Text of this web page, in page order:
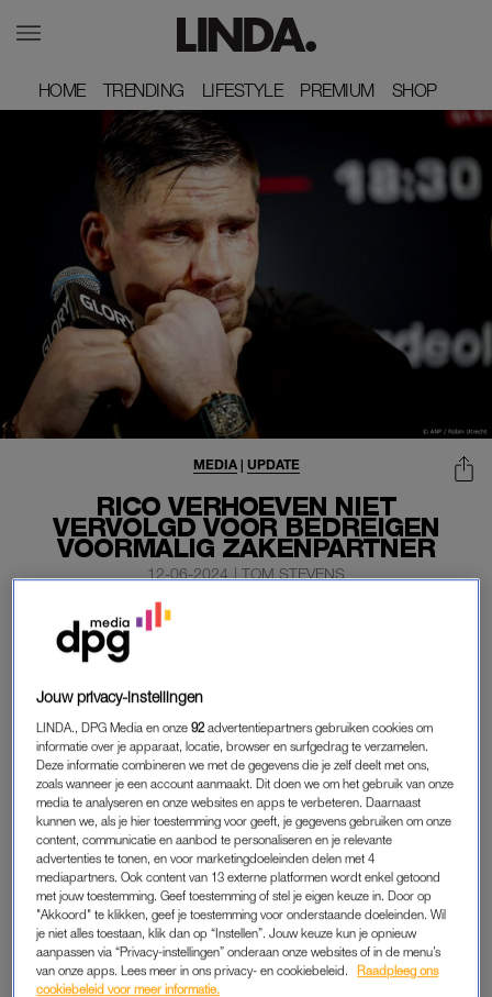
HOME
HOME TRENDING
TRENDING LIFESTYLE
LIFESTYLE PREMIUM
PREMIUM SHOP
SHOP
RICO VERHOEVEN NIET
VERVOLGD VOOR BEDREIGEN
VOORMALIG ZAKENPARTNER
MEDIA| UPDATE
12-06-2024 | TOM STEVENS
Het Openbaar Ministerie gaat Rico Verhoeven (35) en
zijn manager Karim Erja niet vervolgen voor het
zo laat de manager van de kickbokser weten.
Het OM bevestigt dit besluit te hebben genomen na grondig
onderzoek.
BEDREIGING
Koppers deed vorige week aangifte bij de politie. Hij zei in een
verklaring op ‘intimiderende wijze bedreigd te zijn’ door
Verhoeven en zijn manager op een vechtsportexpositie in
Amsterdam.
Jouw privacy-instellingen
LINDA., DPG Media en onze92 advertentiepartners gebruiken cookies om
informatie over je apparaat, locatie, browser en surfgedrag te verzamelen.
Deze informatie combineren we met de gegevens die je zelf deelt met ons,
zoals wanneer je een account aanmaakt. Dit doen we om het gebruik van onze
media te analyseren en onze websites en apps te verbeteren. Daarnaast
kunnen we, als je hier toestemming voor geeft, je gegevens gebruiken om onze
content, communicatie en aanbod te personaliseren en je relevante
advertenties te tonen, en voor marketingdoeleinden delen met 4
mediapartners. Ook content van 13 externe platformen wordt enkel getoond
met jouw toestemming. Geef toestemming of stel je eigen keuze in. Door op
"Akkoord" te klikken, geef je toestemming voor onderstaande doeleinden. Wil
je niet alles toestaan, klik dan op “Instellen”. Jouw keuze kun je opnieuw
aanpassen via “Privacy-instellingen” onderaan onze websites of in de menu’s
van onze apps. Lees meer in ons privacy- en cookiebeleid.
Raadpleeg ons
cookiebeleid voor meer informatie.